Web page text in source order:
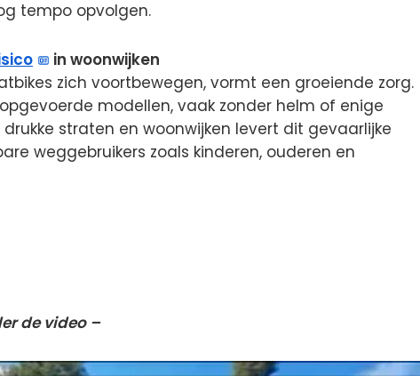
tempo opvolgen.
in woonwijken
zich voortbewegen, vormt een groeiende zorg.
modellen, vaak zonder helm of enige
straten en woonwijken levert dit gevaarlijke
weggebruikers zoals kinderen, ouderen en
de video –